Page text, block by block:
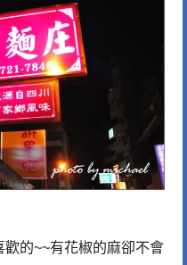
的~~有花椒的麻卻不會